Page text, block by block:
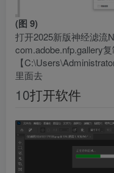
(图 9)
打开2025新版神经滤流
com.adobe.nfp.gallery
【
里面去
10打开软件